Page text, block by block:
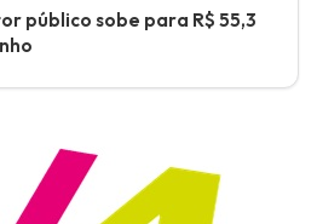
público sobe para R$ 55,3